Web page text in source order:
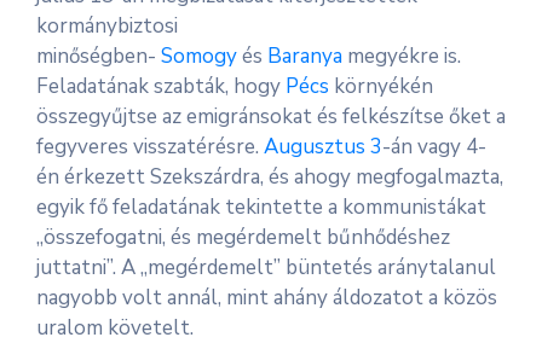
kormánybiztosi
minőségben- Somogyés Baranya megyékre is.
Feladatának szabták, hogy Pécs környékén
összegyűjtse az emigránsokat és felkészítse őket a
fegyveres visszatérésre. Augusztus 3-án vagy 4-
én érkezett Szekszárdra, és ahogy megfogalmazta,
egyik fő feladatának tekintette a kommunistákat
„összefogatni, és megérdemelt bűnhődéshez
juttatni”. A „megérdemelt” büntetés aránytalanul
nagyobb volt annál, mint ahány áldozatot a közös
uralom követelt.